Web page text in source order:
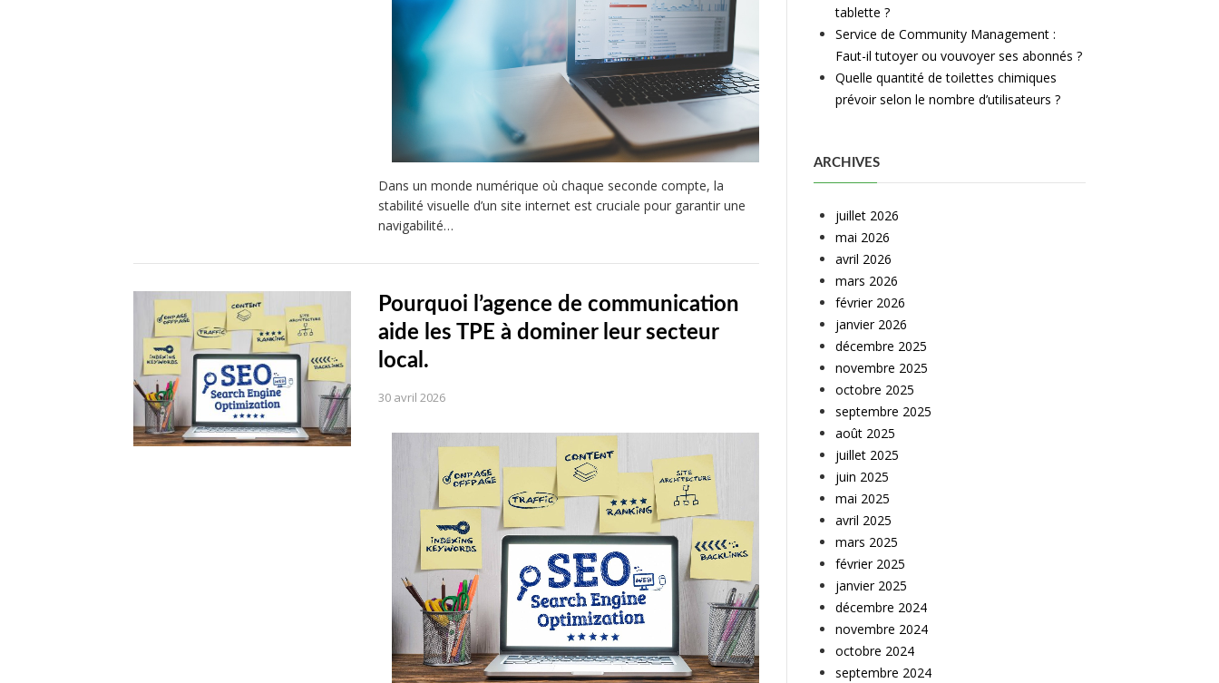
Dans un monde numérique où chaque seconde compte, la
stabilité visuelle d’un site internet est cruciale pour garantir une
navigabilité…
Pourquoi l’agence de communication
aide les TPE à dominer leur secteur
local.
30 avril 2026
tablette ?
Service de Community Management :
Faut-il tutoyer ou vouvoyer ses abonnés ?
Quelle quantité de toilettes chimiques
prévoir selon le nombre d’utilisateurs ?
ARCHIVES
juillet 2026
mai 2026
avril 2026
mars 2026
février 2026
janvier 2026
décembre 2025
novembre 2025
octobre 2025
septembre 2025
août 2025
juillet 2025
juin 2025
mai 2025
avril 2025
mars 2025
février 2025
janvier 2025
décembre 2024
novembre 2024
octobre 2024
septembre 2024